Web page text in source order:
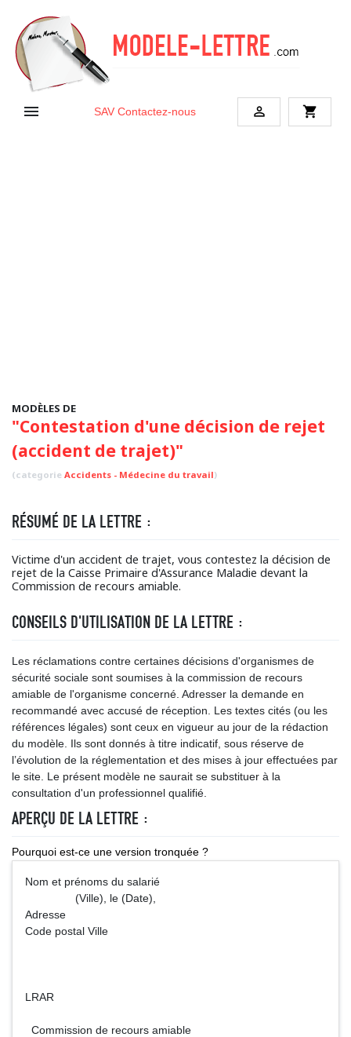
 SAV Contactez-nous  shopping_cart
MODÈLES DE
"Contestation d'une décision de rejet
(accident de trajet)"
(categorie Accidents - Médecine du travail)
RÉSUMÉ DE LA LETTRE :
Victime d'un accident de trajet, vous contestez la décision de
rejet de la Caisse Primaire d'Assurance Maladie devant la
Commission de recours amiable.
CONSEILS D'UTILISATION DE LA LETTRE :
Les réclamations contre certaines décisions d'organismes de
sécurité sociale sont soumises à la commission de recours
amiable de l'organisme concerné. Adresser la demande en
recommandé avec accusé de réception. Les textes cités (ou les
références légales) sont ceux en vigueur au jour de la rédaction
du modèle. Ils sont donnés à titre indicatif, sous réserve de
l’évolution de la réglementation et des mises à jour effectuées par
le site. Le présent modèle ne saurait se substituer à la
consultation d'un professionnel qualifié.
APERÇU DE LA LETTRE :
Pourquoi est-ce une version tronquée ?
Nom et prénoms du salarié
(Ville), le (Date),
Adresse
Code postal Ville
LRAR
Commission de recours amiable